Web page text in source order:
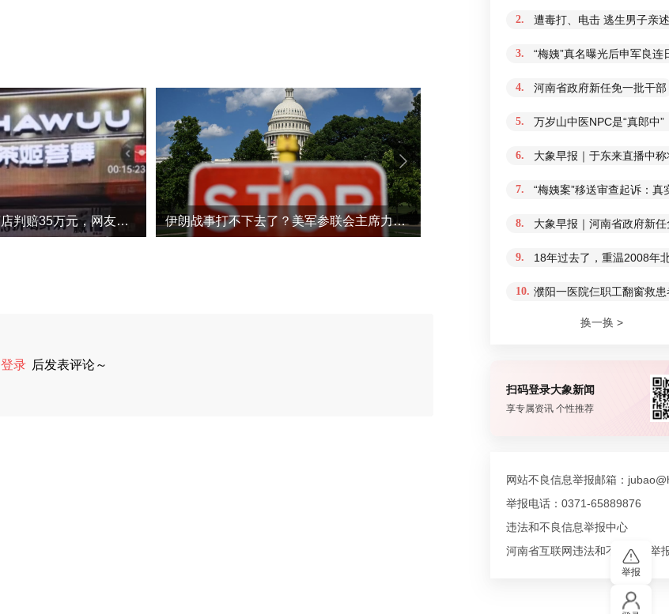
隔20米开“高仿”奶茶店判赔35万元，网友：太明目张胆了 伊朗战事打不下去了？美军参联会主席力主“翻篇” 日
登录 后发表评论～
2. 遭毒打、电击 逃生男子亲
3. “梅姨”真名曝光后申军良
4. 河南省政府新任免一批干部
5. 万岁山中医NPC是“真郎中
6. 大象早报｜于东来直播中
7. “梅姨案”移送审查起诉：
8. 大象早报｜河南省政府新
9. 18年过去了，重温2008年
10. 濮阳一医院仨职工翻窗救
换一换 >
扫码登录大象新闻
享专属资讯 个性推荐
网站不良信息举报邮箱：
举报电话：0371-65889876
违法和不良信息举报中心
河南省互联网违法和不良信息举
举报